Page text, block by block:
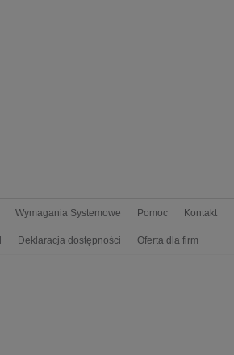
Wymagania Systemowe Pomoc Kontakt
Deklaracja dostępności Oferta dla firm